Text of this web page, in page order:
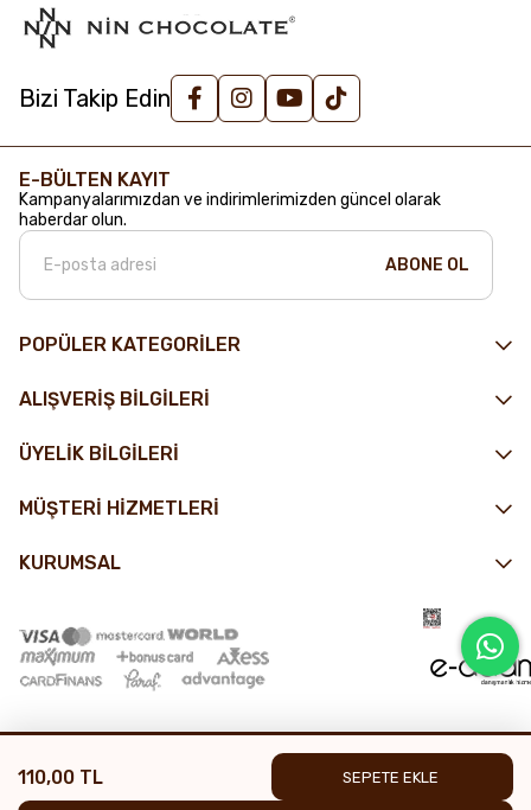
110,00 TL
Bizi Takip Edin
POPÜLER KATEGORİLER
ALIŞVERİŞ BİLGİLERİ
ÜYELİK BİLGİLERİ
MÜŞTERİ HİZMETLERİ
KURUMSAL
E-BÜLTEN KAYIT
Kampanyalarımızdan ve indirimlerimizden güncel olarak
haberdar olun.
ABONE OL